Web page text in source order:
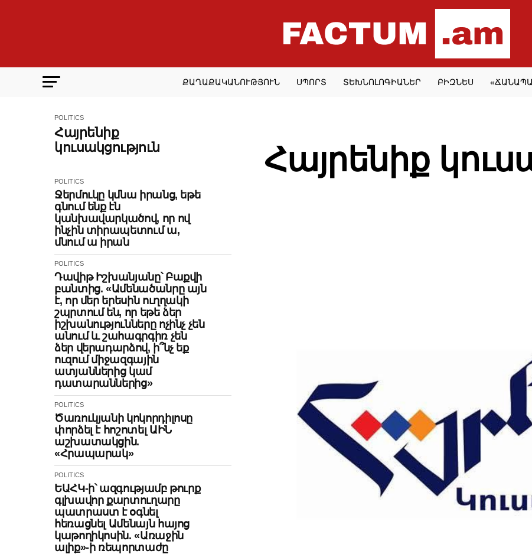
ՔԱՂԱՔԱԿԱՆՈՒԹՅՈՒՆ ՍՊՈՐՏ ՏԵԽՆՈԼՈԳԻԱՆԵՐ ԲԻԶՆԵՍ
POLITICS
Հայրենիք
կուսակցություն
POLITICS
Ջերմուկը կմնա իրանց, եթե
գնում ենք էն
կանխավարկածով, որ ով
ինչին տիրապետում ա,
մնում ա իրան
POLITICS
Դավիթ Իշխանյանը՝ Բաքվի
բանտից. «Ամենածանրը այն
է, որ մեր երեսին ուղղակի
շպրտում են, որ եթե ձեր
իշխանությունները ոչինչ չեն
անում և շահագրգիռ չեն
ձեր վերադարձով, ի՞նչ եք
ուզում միջազգային
ատյաններից կամ
դատարաններից»
POLITICS
Ծառուկյանի կոկորդիլոսը
փորձել է հոշոտել ԱԻՆ
աշխատակցին.
«Հրապարակ»
POLITICS
ԵԱՀԿ-ի՝ ազգությամբ թուրք
գլխավոր քարտուղարը
պատրաստ է օգնել
հեռացնել Ամենայն հայոց
կաթողիկոսին. «Առաջին
ալիք»-ի ռեպորտաժը
Հայրենիք